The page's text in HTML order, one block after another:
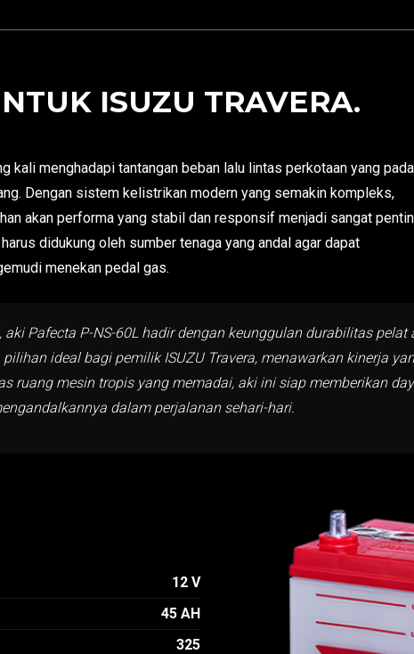
ISUZU TRAVERA.
kali menghadapi tantangan beban lalu lintas perkotaan yang
Dengan sistem kelistrikan modern yang semakin kompleks,
akan performa yang stabil dan responsif menjadi sangat
didukung oleh sumber tenaga yang andal agar dapat
menekan pedal gas.
Pafecta P-NS-60L hadir dengan keunggulan durabilitas
ideal bagi pemilik ISUZU Travera, menawarkan kinerja
ruang mesin tropis yang memadai, aki ini siap memberikan
dalam perjalanan sehari-hari.
12 V
45 AH
325